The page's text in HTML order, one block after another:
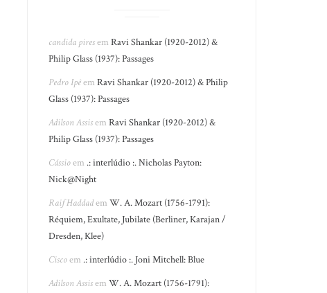
candida piresemRavi Shankar (1920-2012) &
Philip Glass (1937): Passages
Pedro IpêemRavi Shankar (1920-2012) & Philip
Glass (1937): Passages
Adilson AssisemRavi Shankar (1920-2012) &
Philip Glass (1937): Passages
Cássioem .: interlúdio :. Nicholas Payton:
Nick@Night
Raif HaddademW. A. Mozart (1756-1791):
Réquiem, Exultate, Jubilate (Berliner, Karajan /
Dresden, Klee)
Ciscoem .: interlúdio :. Joni Mitchell: Blue
Adilson AssisemW. A. Mozart (1756-1791):